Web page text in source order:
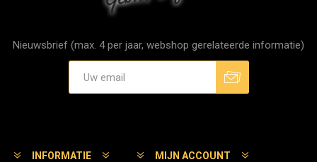
Nieuwsbrief (max. 4 per jaar, webshop gerelateerde informatie)
INFORMATIE MIJN ACCOUNT